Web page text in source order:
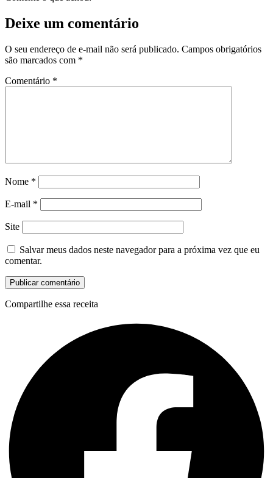
Deixe um comentário
O seu endereço de e-mail não será publicado. Campos obrigatórios
são marcados com *
Comentário *
Nome *
E-mail *
Site
Salvar meus dados neste navegador para a próxima vez que eu
comentar.
Compartilhe essa receita